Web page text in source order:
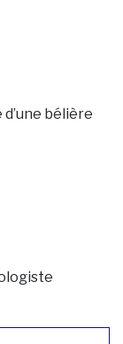
d’une bélière